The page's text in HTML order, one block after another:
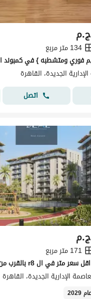
ج.م
134 متر مربع
الجديدة، القاهرة
اتصل
ج.م
171 متر مربع